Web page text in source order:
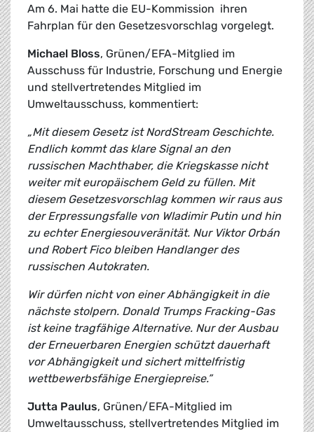
Am 6. Mai hatte die EU-Kommission ihren
Fahrplan für den Gesetzesvorschlag vorgelegt.
Michael Bloss, Grünen/EFA-Mitglied im
Ausschuss für Industrie, Forschung und Energie
und stellvertretendes Mitglied im
Umweltausschuss, kommentiert:
„Mit diesem Gesetz ist NordStream Geschichte.
Endlich kommt das klare Signal an den
russischen Machthaber, die Kriegskasse nicht
weiter mit europäischem Geld zu füllen. Mit
diesem Gesetzesvorschlag kommen wir raus aus
der Erpressungsfalle von Wladimir Putin und hin
zu echter Energiesouveränität. Nur Viktor Orbán
und Robert Fico bleiben Handlanger des
russischen Autokraten.
Wir dürfen nicht von einer Abhängigkeit in die
nächste stolpern. Donald Trumps Fracking-Gas
ist keine tragfähige Alternative. Nur der Ausbau
der Erneuerbaren Energien schützt dauerhaft
vor Abhängigkeit und sichert mittelfristig
wettbewerbsfähige Energiepreise.”
Jutta Paulus, Grünen/EFA-Mitglied im
Umweltausschuss, stellvertretendes Mitglied im